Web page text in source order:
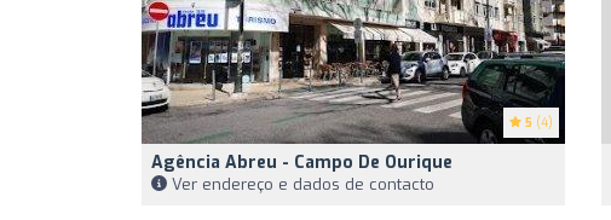
5 (4)
Agência Abreu - Campo De Ourique
Ver endereço e dados de contacto